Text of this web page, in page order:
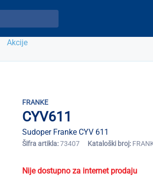
Akcije
FRANKE
CYV611
Sudoper Franke CYV 611
Šifra artikla:73407 Kataloški broj:
Nije dostupno za internet prodaju